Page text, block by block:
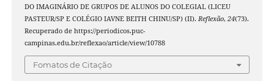
DO IMAGINÁRIO DE GRUPOS DE ALUNOS DO COLEGIAL (LICEU
PASTEUR/SP E COLÉGIO IAVNE BEITH CHINU/SP) (II). Reflexão, 24(73).
Recuperado de https://periodicos.puc-
campinas.edu.br/reflexao/article/view/10788
Fomatos de Citação